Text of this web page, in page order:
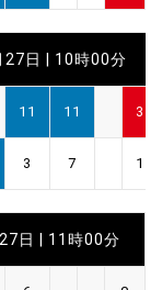
27日 | 10時00分
11 11 3
3 7 1
日 | 11時00分